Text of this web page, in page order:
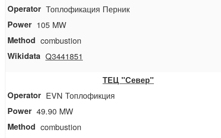
Топлофикация Перник
105 MW
combustion
Q3441851
ТЕЦ "Север"
EVN Топлофикция
49.90 MW
combustion